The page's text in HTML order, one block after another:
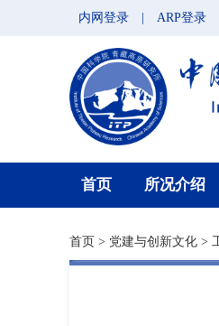
内网登录 ARP登录
首页 所况介绍
首页 > 党建与创新文化 >